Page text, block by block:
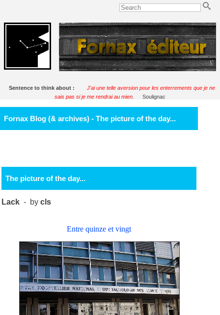
Sentence to think about :
J'ai une telle aversion pour les enterrements que je ne
sais pas si je me rendrai au mien.
Soulignac
Fornax Blog (& archives) - The picture of the day...
The picture of the day...
Lack - bycls
Entre quinze et vingt